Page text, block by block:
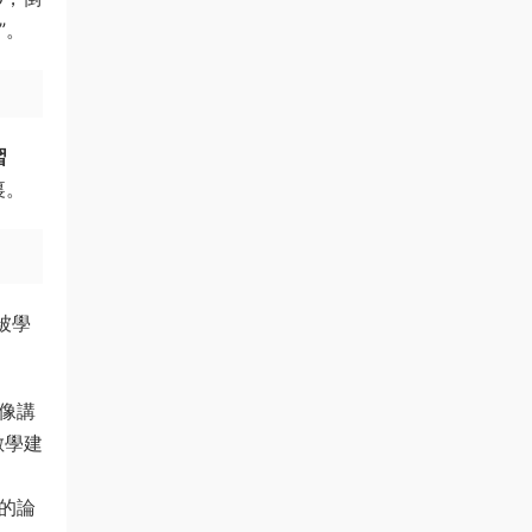
學
講
建
論